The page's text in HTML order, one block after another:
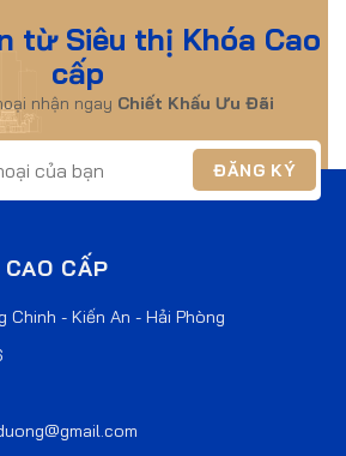
từ Siêu thị Khóa Cao
cấp
nhận ngay Chiết Khấu Ưu Đãi
CẤP
- Kiến An - Hải Phòng